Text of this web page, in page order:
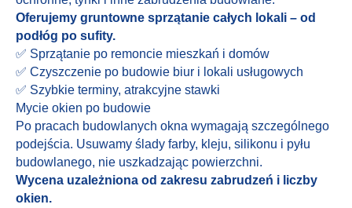
Oferujemy gruntowne sprzątanie całych lokali – od
podłóg po sufity.
✅ Sprzątanie po remoncie mieszkań i domów
✅ Czyszczenie po budowie biur i lokali usługowych
✅ Szybkie terminy, atrakcyjne stawki
Mycie okien po budowie
Po pracach budowlanych okna wymagają szczególnego
podejścia. Usuwamy ślady farby, kleju, silikonu i pyłu
budowlanego, nie uszkadzając powierzchni.
Wycena uzależniona od zakresu zabrudzeń i liczby
okien.